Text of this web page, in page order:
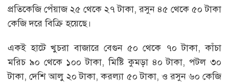
প্রতিকেজি পেঁয়াজ ২৫ থেকে ২৭ টাকা, রসুন ৪৫ থেকে ৫০ টাকা
কেজি দরে বিক্রি হয়েছে।
একই হাটে খুচরা বাজারে বেগুন ৫০ থেকে ৭০ টাকা, কাঁচা
মরিচ ৯০ থেকে ১০০ টাকা, মিষ্টি কুমড়া ৪০ টাকা, পটল ৩০
টাকা, দেশি আলু ২০ টাকা, করল্যা ৫০ টাকা, ও রসুন ৬০ কেজি